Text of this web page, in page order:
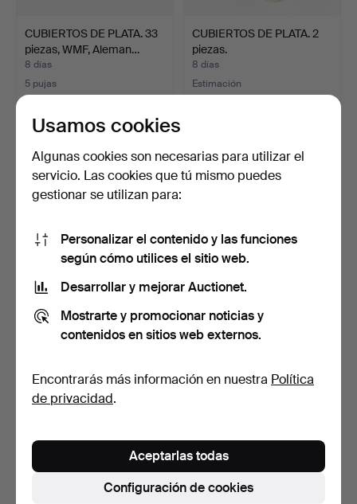
CUBIERTOS DE PLATA. 33
piezas, WMF, Aleman…
8 días
5 pujas
311 USD
CUBIERTOS DE PLATA. 2
piezas.
8 días
Estimación
"Chippendale", plat…
PLATA. 5 piezas, entre…
8 días
Usamos cookies
Algunas cookies son necesarias para utilizar el
servicio. Las cookies que tú mismo puedes
gestionar se utilizan para:
Personalizar el contenido y las funciones
según cómo utilices el sitio web.
Desarrollar y mejorar Auctionet.
Mostrarte y promocionar noticias y
contenidos en sitios web externos.
Encontrarás más información en nuestra Política
de privacidad.
Configuración de cookies
Aceptarlas todas